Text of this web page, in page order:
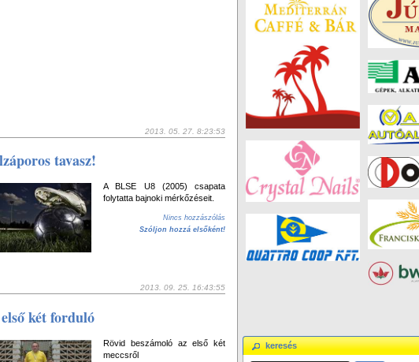
2013. 05. 27. 8:23:53
tavasz!
A BLSE U8 (2005) csapata
folytatta bajnoki mérkőzéseit.
Nincs hozzászólás
Szóljon hozzá elsőként!
2013. 09. 25. 16:43:55
két forduló
Rövid beszámoló az első két
meccsről
keresés